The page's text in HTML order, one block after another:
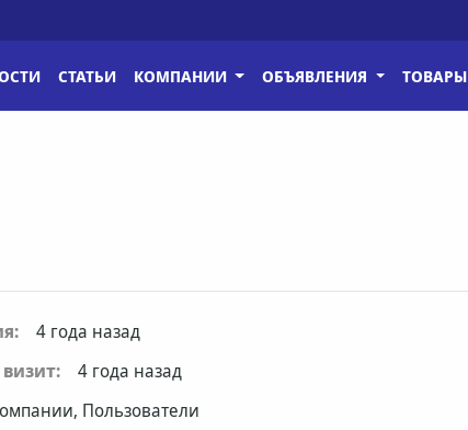
СТАТЬИ КОМПАНИИ ОБЪЯВЛЕНИЯ ТОВАРЫ
4 года назад
4 года назад
Пользователи